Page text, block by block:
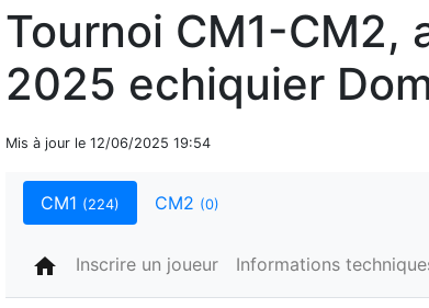
Tournoi CM1-CM2,
2025 echiquier
Mis à jour le 12/06/2025 19:54
CM1 (224) CM2 (0)
home Inscrire un joueur Informations